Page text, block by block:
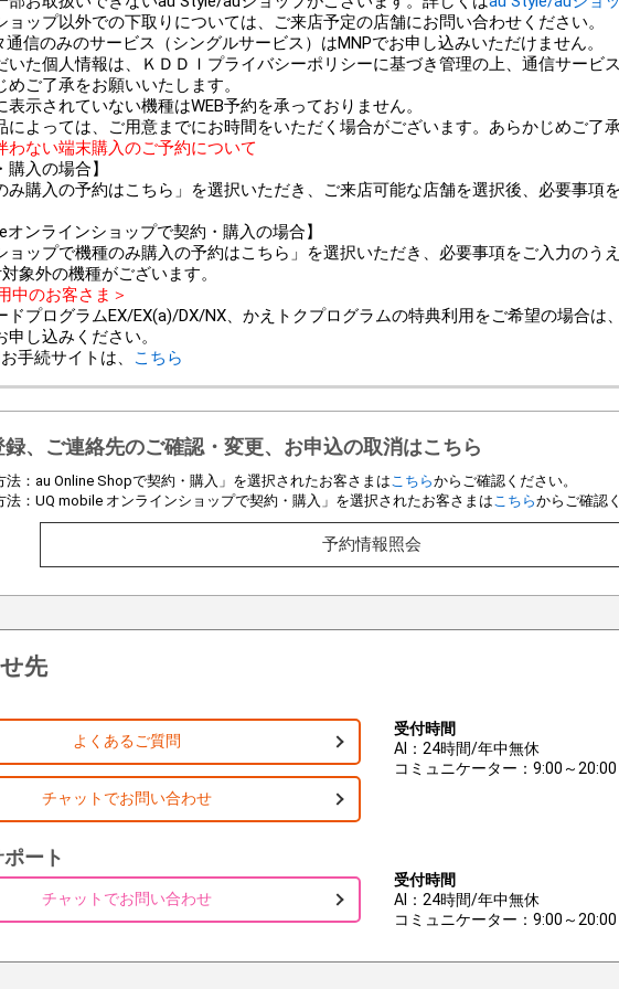
ップ以外での下取りについては、ご来店予定の店舗にお問い合わせください。
通信のみのサービス（シングルサービス）はMNPでお申し込みいただけません。
いた個人情報は、ＫＤＤＩプライバシーポリシーに基づき管理の上、通信サービ
めご了承をお願いいたします。
表示されていない機種はWEB予約を承っておりません。
によっては、ご用意までにお時間をいただく場合がございます。あらかじめご了
わない端末購入のご予約について
購入の場合】
み購入の予約はこちら」を選択いただき、ご来店可能な店舗を選択後、必要事項
オンラインショップで契約・購入の場合】
ョップで機種のみ購入の予約はこちら」を選択いただき、必要事項をご入力のう
象外の機種がございます。
中のお客さま＞
ドプログラムEX/EX(a)/DX/NX、かえトクプログラムの特典利用をご希望の場合は
し込みください。
続サイトは、
こちら
録、ご連絡先のご確認・変更、お申込の取消はこちら
法：au Online Shopで契約・購入」を選択されたお客さまはこちらからご確認ください。
法：UQ mobile オンラインショップで契約・購入」を選択されたお客さまはこちらからご確認
予約情報照会
先
よくあるご質問
チャットでお問い合わせ
受付時間
AI：24時間/年中無休
コミュニケーター：9:00～20:00
ート
チャットでお問い合わせ
受付時間
AI：24時間/年中無休
コミュニケーター：9:00～20:00